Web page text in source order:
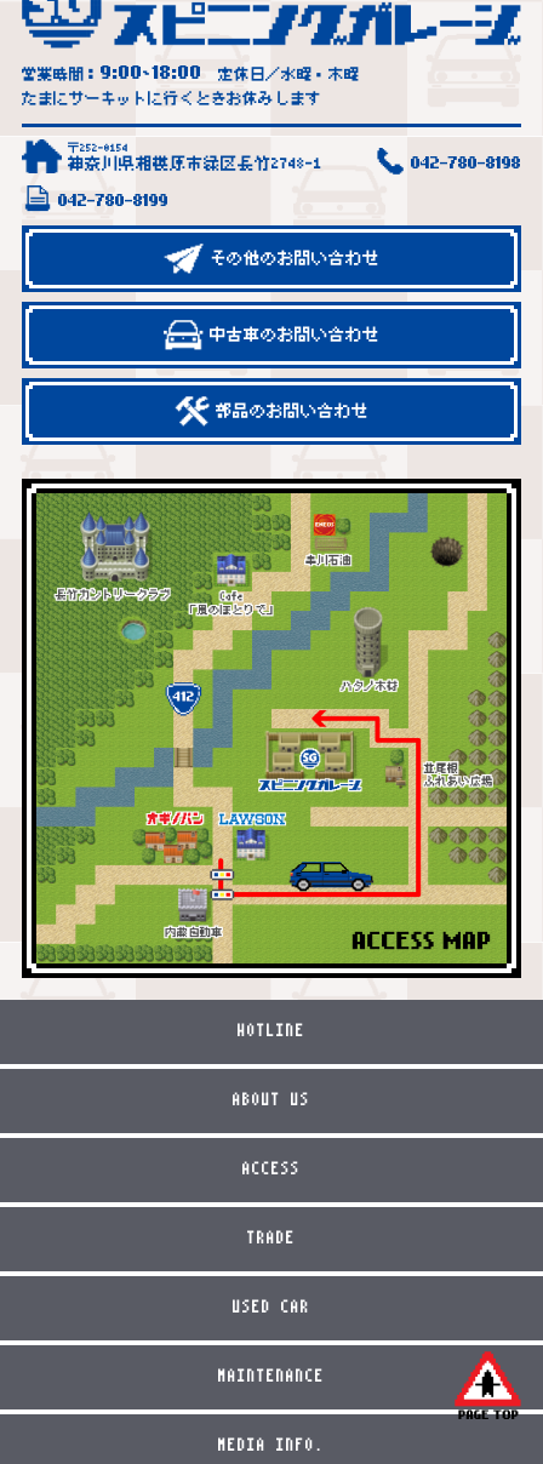
営業時間： 9:00~18:00
定休日／水曜・木曜
たまにサーキットに行くときお休みします
〒252-0154
神奈川県相模原市緑区長竹2748-1 042-780-8198
042-780-8199
その他のお問い合わせ
中古車のお問い合わせ
部品のお問い合わせ
HOTLINE
ABOUT US
ACCESS
TRADE
USED CAR
MAINTENANCE
MEDIA INFO.